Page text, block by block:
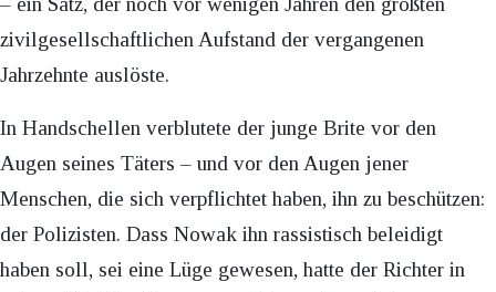
zivilgesellschaftlichen Aufstand der vergangenen
Jahrzehnte auslöste.
In Handschellen verblutete der junge Brite vor den
Augen seines Täters – und vor den Augen jener
Menschen, die sich verpflichtet haben, ihn zu beschützen:
der Polizisten. Dass Nowak ihn rassistisch beleidigt
haben soll, sei eine Lüge gewesen, hatte der Richter in